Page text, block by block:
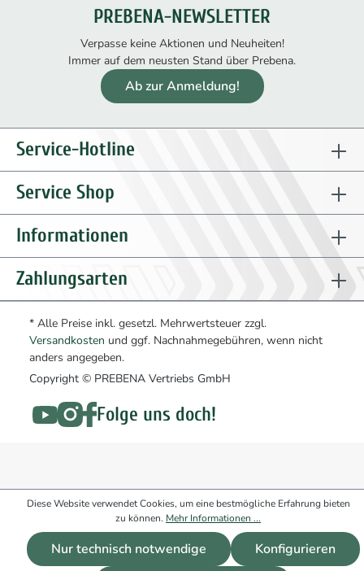
PREBENA-NEWSLETTER
Verpasse keine Aktionen und Neuheiten!
Immer auf dem neusten Stand über Prebena.
Ab zur Anmeldung!
Service-Hotline
Service Shop
Informationen
Zahlungsarten
* Alle Preise inkl. gesetzl. Mehrwertsteuer zzgl.
Versandkosten und ggf. Nachnahmegebühren, wenn nicht
anders angegeben.
Copyright © PREBENA Vertriebs GmbH
Folge uns doch!
Diese Website verwendet Cookies, um eine bestmögliche Erfahrung bieten
zu können. Mehr Informationen ...
Nur technisch notwendige Konfigurieren